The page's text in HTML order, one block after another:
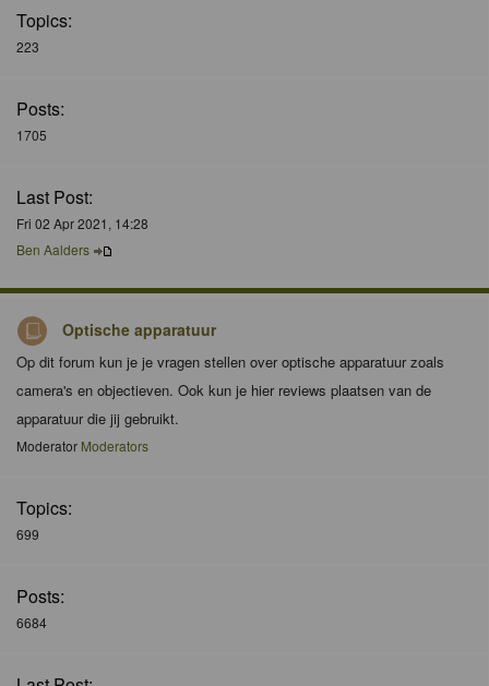
Topics:
223
Posts:
1705
Last Post:
Fri 02 Apr 2021, 14:28
Ben Aalders
Optische apparatuur
Op dit forum kun je je vragen stellen over optische apparatuur zoals
camera's en objectieven. Ook kun je hier reviews plaatsen van de
apparatuur die jij gebruikt.
Moderator Moderators
Topics:
699
Posts:
6684